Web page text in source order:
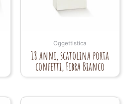
Oggettistica
18 anni, scatolina porta
confetti, Fibra Bianco